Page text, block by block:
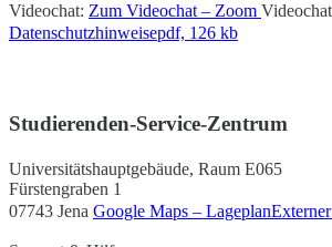
Videochat: Zum Videochat – Zoom
Datenschutzhinweisepdf, 126 kb
Studierenden-Service-Zentrum
Universitätshauptgebäude, Raum E065
Fürstengraben 1
07743 Jena Google Maps – Lageplan